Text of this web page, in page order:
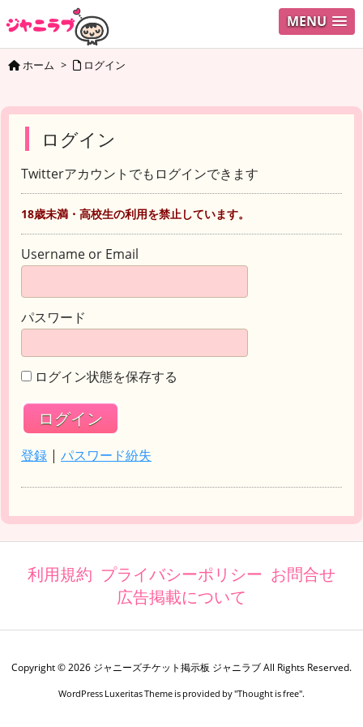
MENU
ホーム > ログイン
ログイン
Twitterアカウントでもログインできます
18歳未満・高校生の利用を禁止しています。
Username or Email
パスワード
ログイン状態を保存する
登録 | パスワード紛失
利用規約 プライバシーポリシー お問合せ
広告掲載について
Copyright ©2026 ジャニーズチケット掲示板 ジャニラブAll Rights Reserved.
WordPress Luxeritas Theme is provided by "Thought is free".